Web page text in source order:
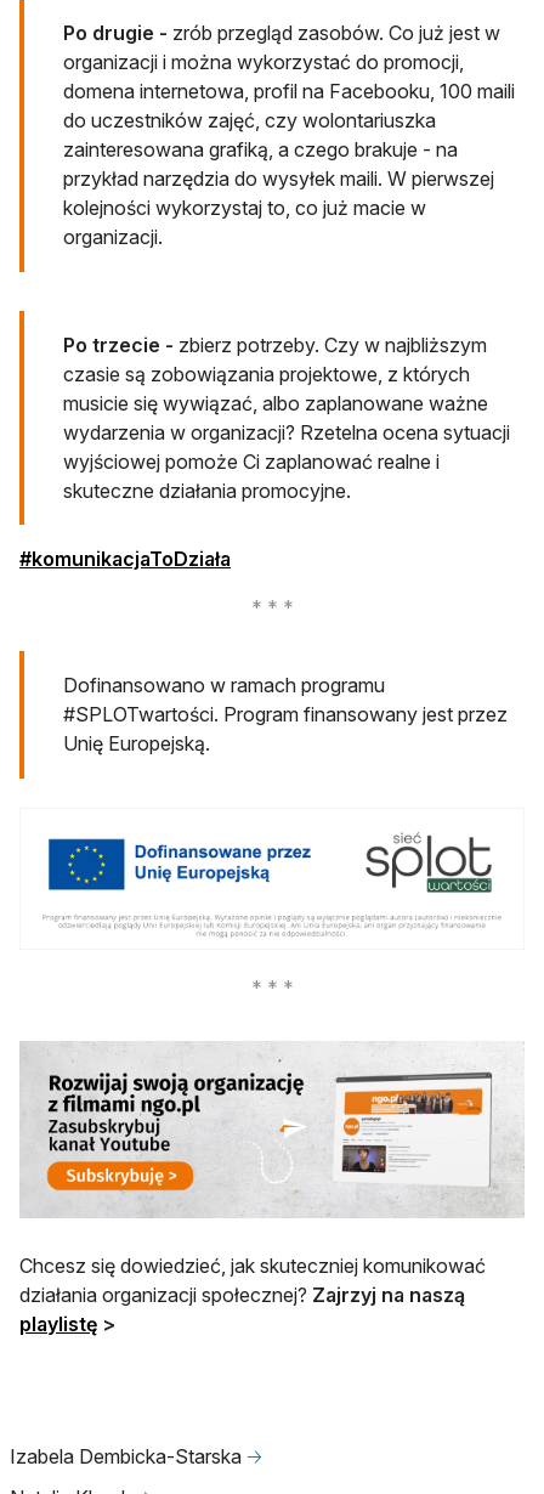
Po drugie - zrób przegląd zasobów. Co już jest w
organizacji i można wykorzystać do promocji,
domena internetowa, profil na Facebooku, 100 maili
do uczestników zajęć, czy wolontariuszka
zainteresowana grafiką, a czego brakuje - na
przykład narzędzia do wysyłek maili. W pierwszej
kolejności wykorzystaj to, co już macie w
organizacji.
Po trzecie - zbierz potrzeby. Czy w najbliższym
czasie są zobowiązania projektowe, z których
musicie się wywiązać, albo zaplanowane ważne
wydarzenia w organizacji? Rzetelna ocena sytuacji
wyjściowej pomoże Ci zaplanować realne i
skuteczne działania promocyjne.
#komunikacjaToDziała
Dofinansowano w ramach programu
#SPLOTwartości. Program finansowany jest przez
Unię Europejską.
otwiera się w nowej karcie
Chcesz się dowiedzieć, jak skuteczniej komunikować
działania organizacji społecznej? Zajrzyj na naszą
playlistęotwiera się w nowej karcie
>
Izabela Dembicka-Starska 🡢